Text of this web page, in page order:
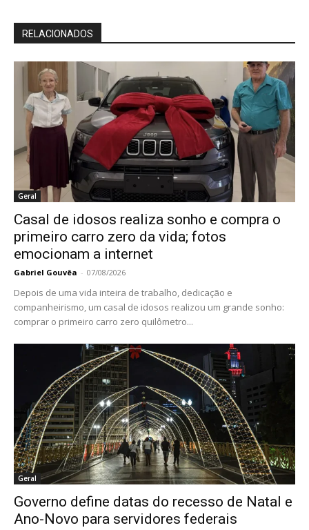
RELACIONADOS
Geral
Casal de idosos realiza sonho e compra o
primeiro carro zero da vida; fotos
emocionam a internet
Gabriel Gouvêa - 07/08/2026
Depois de uma vida inteira de trabalho, dedicação e
companheirismo, um casal de idosos realizou um grande sonho:
comprar o primeiro carro zero quilômetro...
Geral
Governo define datas do recesso de Natal e
Ano-Novo para servidores federais